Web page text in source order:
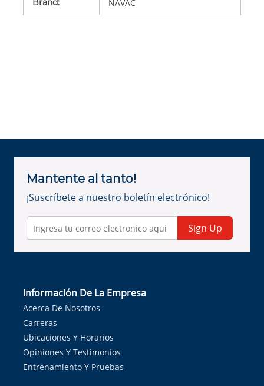
Brand: NAVAC
Mantente al tanto!
¡Suscríbete a nuestro boletín electrónico!
Sign Up
Información De La Empresa
Acerca De Nosotros
Carreras
Ubicaciones Y Horarios
Opiniones Y Testimonios
Entrenamiento Y Pruebas